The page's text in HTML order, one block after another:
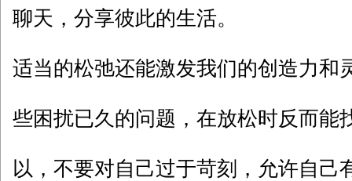
聊天，分享彼此的生活。
适当的松弛还能激发我们的创造力和
些困扰已久的问题，在放松时反而能
以，不要对自己过于苛刻，允许自己